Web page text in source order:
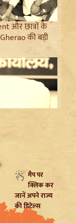
और छात्रों के
की बड़ी
है सपा,
नया दांव
मैप पर
क्लिक कर
जानें अपने राज्य
की डिटेल्स